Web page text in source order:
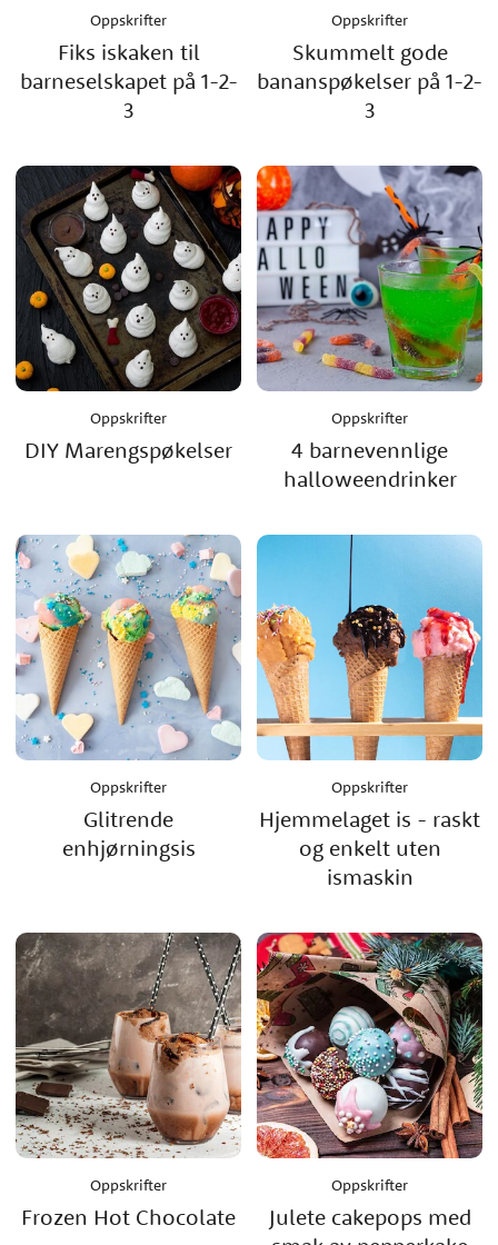
Oppskrifter
Fiks iskaken til
barneselskapet på 1-2-
3
Oppskrifter
Skummelt gode
bananspøkelser på 1-2-
3
Oppskrifter
DIY Marengspøkelser
Oppskrifter
4 barnevennlige
halloweendrinker
Oppskrifter
Glitrende
enhjørningsis
Oppskrifter
Hjemmelaget is - raskt
og enkelt uten
ismaskin
Oppskrifter
Frozen Hot Chocolate
Oppskrifter
Julete cakepops med